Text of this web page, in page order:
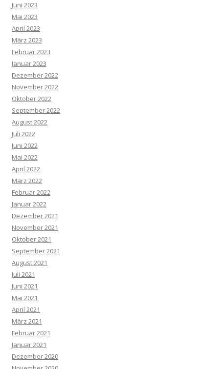
Juni 2023
Mai 2023
April 2023
März 2023
Februar 2023
Januar 2023
Dezember 2022
November 2022
Oktober 2022
September 2022
August 2022
Juli 2022
Juni 2022
Mai 2022
April 2022
März 2022
Februar 2022
Januar 2022
Dezember 2021
November 2021
Oktober 2021
September 2021
August 2021
Juli 2021
Juni 2021
Mai 2021
April 2021
März 2021
Februar 2021
Januar 2021
Dezember 2020